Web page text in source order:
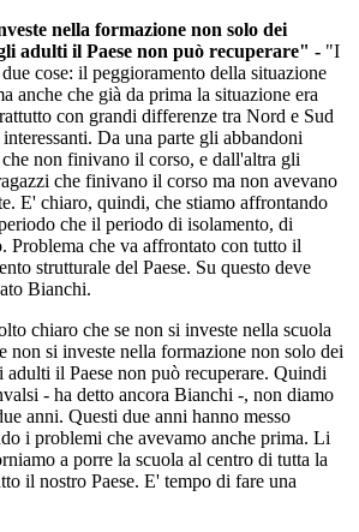
nella formazione non solo dei
adulti il Paese non può recuperare" - "I
cose: il peggioramento della situazione
anche che già da prima la situazione era
con grandi differenze tra Nord e Sud
Da una parte gli abbandoni
non finivano il corso, e dall'altra gli
che finivano il corso ma non avevano
E' chiaro, quindi, che stiamo affrontando
che il periodo di isolamento, di
Problema che va affrontato con tutto il
strutturale del Paese. Su questo deve
Bianchi.
chiaro che se non si investe nella scuola
non si investe nella formazione non solo dei
adulti il Paese non può recuperare. Quindi
- ha detto ancora Bianchi -, non diamo
anni. Questi due anni hanno messo
i problemi che avevamo anche prima. Li
a porre la scuola al centro di tutta la
il nostro Paese. E' tempo di fare una